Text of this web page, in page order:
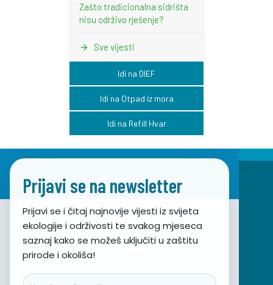
Zašto tradicionalna sidrišta
nisu održivo rješenje?
Sve vijesti
Idi na DIEF
Idi na Otpad iz mora
Idi na Refill Hvar
Prijavi se na newsletter
Prijavi se i čitaj najnovije vijesti iz svijeta
ekologije i održivosti te svakog mjeseca
saznaj kako se možeš uključiti u zaštitu
prirode i okoliša!
Email
Udruga za prirodu, okoliš i održivi razvoj Sunce
Obala hrvatskog narodnog preporoda 7
21000 Split, Hrvatska